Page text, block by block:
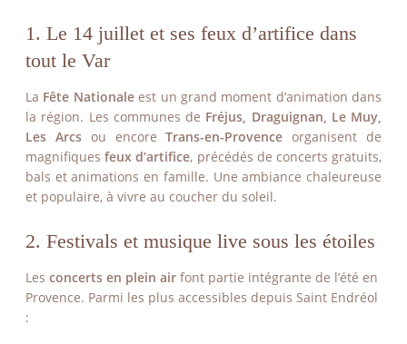
1. Le 14 juillet et ses feux d’artifice dans
tout le Var
La Fête Nationaleest un grand moment d’animation dans
la région. Les communes de Fréjus, Draguignan, Le Muy,
Les Arcsou encoreTrans-en-Provence organisent de
magnifiquesfeux d’artifice, précédés de concerts gratuits,
bals et animations en famille. Une ambiance chaleureuse
et populaire, à vivre au coucher du soleil.
2. Festivals et musique live sous les étoiles
Les concerts en plein air font partie intégrante de l’été en
Provence. Parmi les plus accessibles depuis Saint Endréol
: